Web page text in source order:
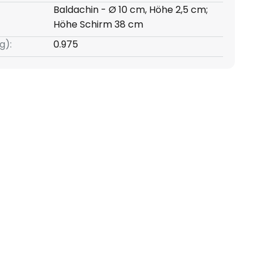
Baldachin - Ø 10 cm, Höhe 2,5 cm;
Höhe Schirm 38 cm
0.975